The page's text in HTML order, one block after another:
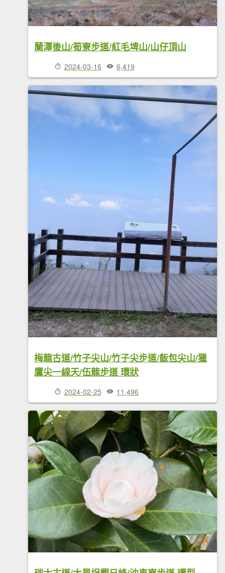
蘭潭後山/筍寮步道/紅毛埤山/山仔頂山
2024-03-16 6,419
梅龍古道/竹子尖山/竹子尖步道/飯包尖山/獵
鷹尖一線天/伍龍步道 環狀
2024-02-25 11,496